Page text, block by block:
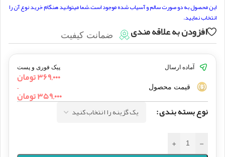
این محصول به دو صورت سالم و آسیاب شده موجود است.شما میتوانید هنگام خرید نوع آن را
انتخاب نمایید.
افزودن به علاقه مندی ضمانت کیفیت
آماده ارسال پیک فوری و پست
قیمت محصول
۳۶۹,۰۰۰تومان
–
۳۵۹,۰۰۰تومان
نوع بسته بندی
-
+